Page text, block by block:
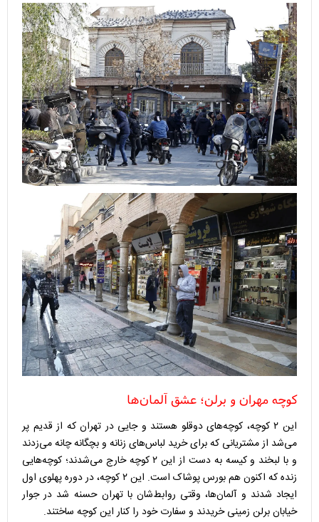
کوچه مهران و برلن؛ عشق آلمان‌ها
این ۲ کوچه، کوچه‌های دوقلو هستند و جایی در تهران که از قدیم پر
می‌شد از مشتریانی که برای خرید لباس‌های زنانه و بچگانه چانه می‌زدند
و با لبخند و کیسه به دست از این ۲ کوچه خارج می‌شدند؛ کوچه‌هایی
زنده که اکنون هم بورس پوشاک است. این ۲ کوچه، در دوره پهلوی اول
ایجاد شدند و آلمان‌ها، وقتی روابط‌شان با تهران حسنه شد در جوار
خیابان برلن زمینی خریدند و سفارت خود را ‌کنار این کوچه ساختند. ‌